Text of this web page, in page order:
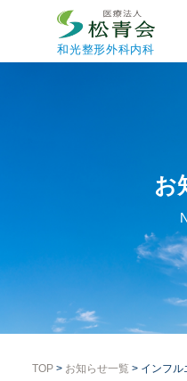
和光整形外科内科
お
TOP> お知らせ一覧 > インフル